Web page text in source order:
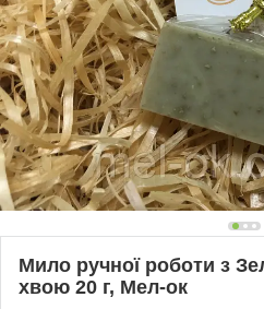
Мило ручної роботи з
хвою 20 г, Мел-ок